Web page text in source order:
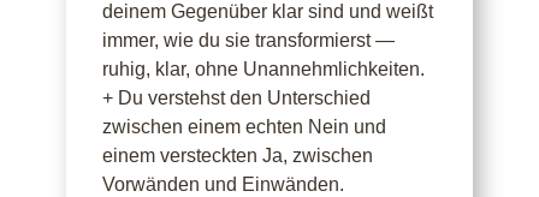
deinem Gegenüber klar sind und weißt
immer, wie du sie transformierst —
ruhig, klar, ohne Unannehmlichkeiten.
+ Du verstehst den Unterschied
zwischen einem echten Nein und
einem versteckten Ja, zwischen
Vorwänden und Einwänden.